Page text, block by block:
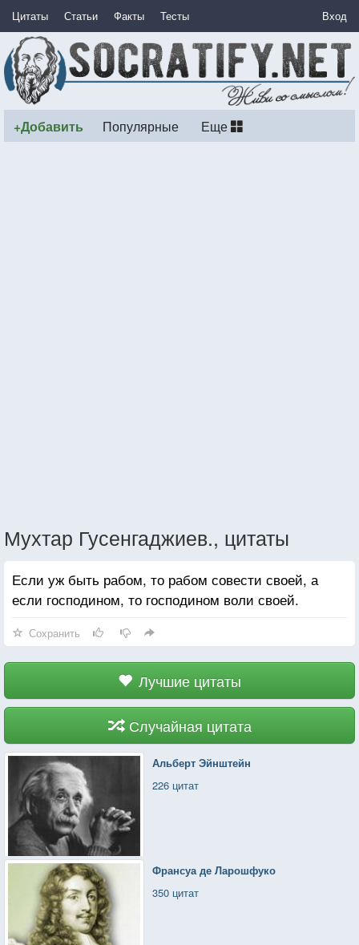
Цитаты Статьи Факты Тесты Вход
+Добавить Популярные Еще
Мухтар Гусенгаджиев., цитаты
Если уж быть рабом, то рабом совести своей, а
если господином, то господином воли своей.
Сохранить
Лучшие цитаты
Случайная цитата
Альберт Эйнштейн
226 цитат
Франсуа де Ларошфуко
350 цитат